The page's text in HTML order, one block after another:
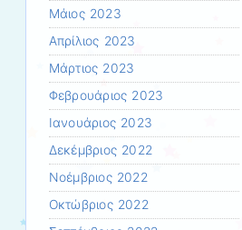
Μάιος 2023
Απρίλιος 2023
Μάρτιος 2023
Φεβρουάριος 2023
Ιανουάριος 2023
Δεκέμβριος 2022
Νοέμβριος 2022
Οκτώβριος 2022